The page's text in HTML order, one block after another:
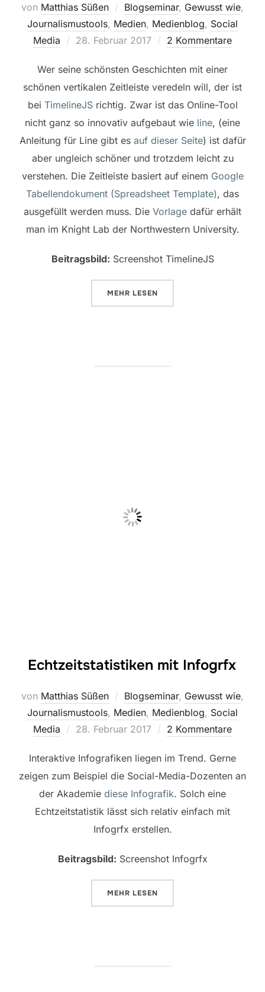
von Matthias Süßen Blogseminar, Gewusst wie,
Journalismustools, Medien, Medienblog, Social
Media
Veröffentlicht
28. Februar 2017 2 Kommentare
Wer seine schönsten Geschichten mit einer
schönen vertikalen Zeitleiste veredeln will, der ist
bei TimelineJSrichtig. Zwar ist das Online-Tool
nicht ganz so innovativ aufgebaut wie line, (eine
Anleitung für Line gibt es auf dieser Seite) ist dafür
aber ungleich schöner und trotzdem leicht zu
verstehen. Die Zeitleiste basiert auf einem Google
Tabellendokument (Spreadsheet Template), das
ausgefüllt werden muss. Die Vorlage dafür erhält
man im Knight Lab der Northwestern University.
Beitragsbild: Screenshot TimelineJS
MEHR ÜBER „AUF DER HÖHE DER ZEIT
LESEN
Echtzeitstatistiken mit Infogrfx
von Matthias Süßen Blogseminar, Gewusst wie,
Journalismustools, Medien, Medienblog, Social
Media
Veröffentlicht
28. Februar 2017 2 Kommentare
Interaktive Infografiken liegen im Trend. Gerne
zeigen zum Beispiel die Social-Media-Dozenten an
der Akademie diese Infografik. Solch eine
Echtzeitstatistik lässt sich relativ einfach mit
Infogrfx erstellen.
Beitragsbild: Screenshot Infogrfx
MEHR ÜBER „ECHTZEITSTATISTIKEN
LESEN